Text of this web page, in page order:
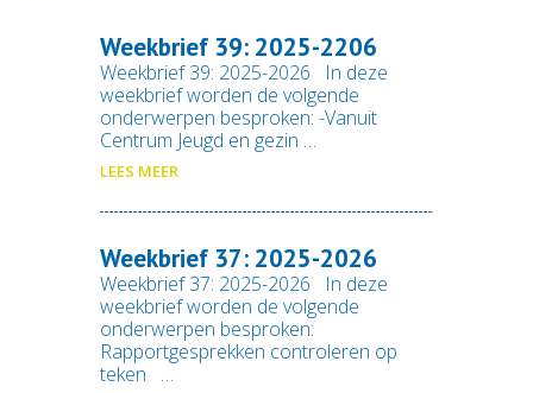
Weekbrief 39: 2025-2206
Weekbrief 39: 2025-2026 In deze
weekbrief worden de volgende
onderwerpen besproken: -Vanuit
Centrum Jeugd en gezin …
LEES MEER
Weekbrief 37: 2025-2026
Weekbrief 37: 2025-2026 In deze
weekbrief worden de volgende
onderwerpen besproken:
Rapportgesprekken controleren op
teken …